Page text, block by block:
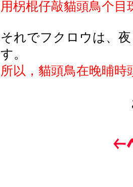
用柺棍仔敲貓頭鳥个目
それでフクロウは、
す。
所以，貓頭鳥在晚晡時